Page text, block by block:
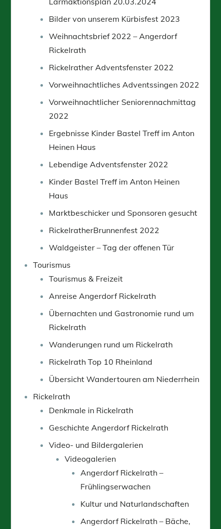
Bilder von unserem Kürbisfest 2023
Weihnachtsbrief 2022 – Angerdorf
Rickelrath
Rickelrather Adventsfenster 2022
Vorweihnachtliches Adventssingen 2022
Vorweihnachtlicher Seniorennachmittag
2022
Ergebnisse Kinder Bastel Treff im Anton
Heinen Haus
Lebendige Adventsfenster 2022
Kinder Bastel Treff im Anton Heinen
Haus
Marktbeschicker und Sponsoren gesucht
RickelratherBrunnenfest 2022
Waldgeister – Tag der offenen Tür
Tourismus
Tourismus & Freizeit
Anreise Angerdorf Rickelrath
Übernachten und Gastronomie rund um
Rickelrath
Wanderungen rund um Rickelrath
Rickelrath Top 10 Rheinland
Übersicht Wandertouren am Niederrhein
Rickelrath
Denkmale in Rickelrath
Geschichte Angerdorf Rickelrath
Video- und Bildergalerien
Videogalerien
Angerdorf Rickelrath –
Frühlingserwachen
Kultur und Naturlandschaften
Angerdorf Rickelrath – Bäche,